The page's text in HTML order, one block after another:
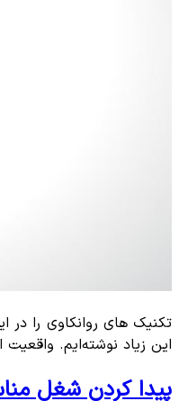
تکنیک های روانکاوی را در
این زیاد نوشته‌ایم.
پیدا کردن شغل